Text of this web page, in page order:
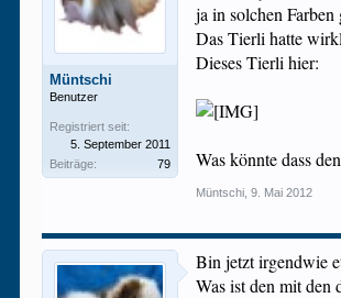
Müntschi
Benutzer
Registriert seit:
5. September 2011
Beiträge:
79
ja in solchen
Das Tierli hatte
Dieses Tierli hier:
Was könnte dass
Müntschi 9. Mai 2012
Bin jetzt irgendwie
Was ist den mit den